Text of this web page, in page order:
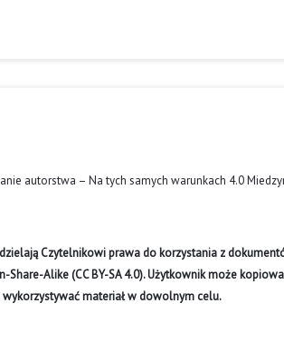
autorstwa – Na tych samych warunkach 4.0
Czytelnikowi prawa do korzystania z
Alike (CC BY-SA 4.0). Użytkownik może
materiał w dowolnym celu.